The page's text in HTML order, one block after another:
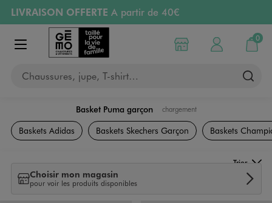
Aller au contenu principal
Aller à la navigation
LIVRAISON OFFERTE A partir de 40€
RETRAIT ET LIVRAISON OFFERTE
en magasin
PAYEZ EN 3x SANS FRAIS
Retours OFFERTS
pendant 30 jours
Afficher le menu
Chaussures, jupe, T-shirt…
Choisir mon magasin
Mon compte
0
Mon
Basket Puma garçon chargement
Chaussures
Baskets Adidas Baskets Skechers Garçon Baskets
Choisir mon magasin
pour voir les produits disponibles
Trier